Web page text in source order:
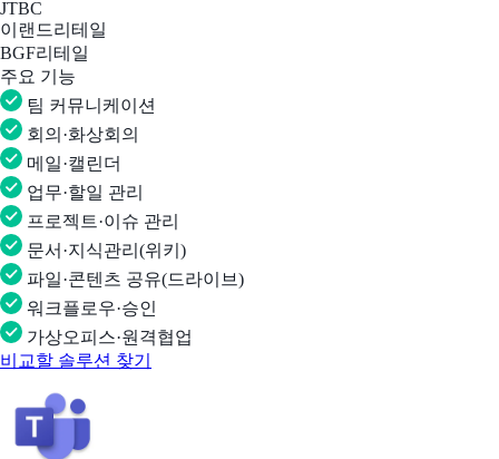
JTBC
이랜드리테일
BGF리테일
주요 기능
팀 커뮤니케이션
회의·화상회의
메일·캘린더
업무·할일 관리
프로젝트·이슈 관리
문서·지식관리(위키)
파일·콘텐츠 공유(드라이브)
워크플로우·승인
가상오피스·원격협업
비교할 솔루션 찾기